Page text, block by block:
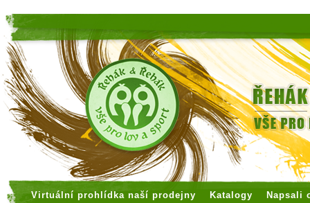
Virtuální prohlídka naší prodejny Katalogy Napsali